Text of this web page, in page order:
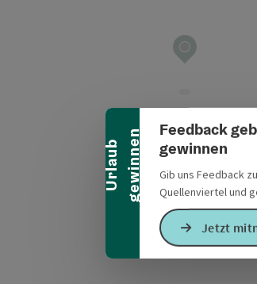
U
r
l
a
u
b
g
e
w
i
n
n
e n
Banner einklappen
Feedback
gewinnen
Gib uns Feedback
Quellenviertel und
Jetzt